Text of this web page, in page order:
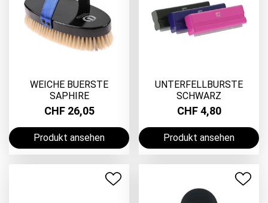
WEICHE BUERSTE
SAPHIRE
CHF 26,05
Produkt ansehen
UNTERFELLBURSTE
SCHWARZ
CHF 4,80
Produkt ansehen